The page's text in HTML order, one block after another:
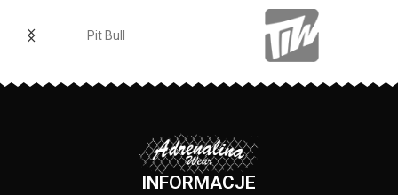
trwałe - skład materiału: 80%
bawełna / 20% poliester
PRODUCENT:
Pit Bull
INFORMACJE